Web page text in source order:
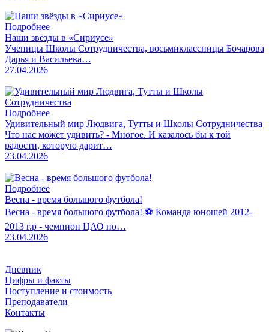
Подробнее
Наши звёзды в «Сириусе»
Ученицы Школы Сотрудничества, восьмиклассницы Бочарова
Дарья и Васильева…
27.04.2026
Подробнее
Удивительный мир Людвига, Тутты и Школы Сотрудничества
Что нас может удивить? - Многое. И казалось бы к той
радости, которую дарит…
23.04.2026
Подробнее
Весна - время большого футбола!
Весна - время большого футбола! ⚽️ Команда юношей 2012-
2013 г.р - чемпион ЦАО по…
23.04.2026
Дневник
Цифры и факты
Поступление и стоимость
Преподаватели
Контакты